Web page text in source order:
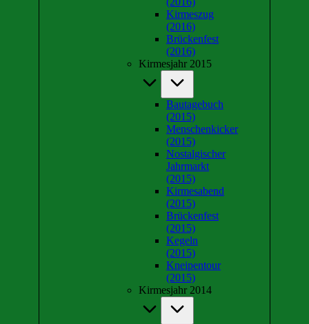
Kirmeszug
(2016)
Brückenfest
(2016)
Kirmesjahr 2015
Bautagebuch
(2015)
Menschenkicker
(2015)
Nostalgischer
Jahrmarkt
(2015)
Kirmesabend
(2015)
Brückenfest
(2015)
Kegeln
(2015)
Kneipentour
(2015)
Kirmesjahr 2014